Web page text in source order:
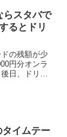
らスタバで
るとドリ
の残額が少
円分オンラ
日、ドリン
タイムテー